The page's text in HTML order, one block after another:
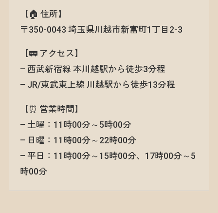
【🏠 住所】
〒350-0043 埼玉県川越市新富町1丁目2-3
【🚃 アクセス】
– 西武新宿線 本川越駅から徒歩3分程
– JR/東武東上線 川越駅から徒歩13分程
【⏰ 営業時間】
– 土曜：11時00分～5時00分
– 日曜：11時00分～22時00分
– 平日：11時00分～15時00分、17時00分～5
時00分